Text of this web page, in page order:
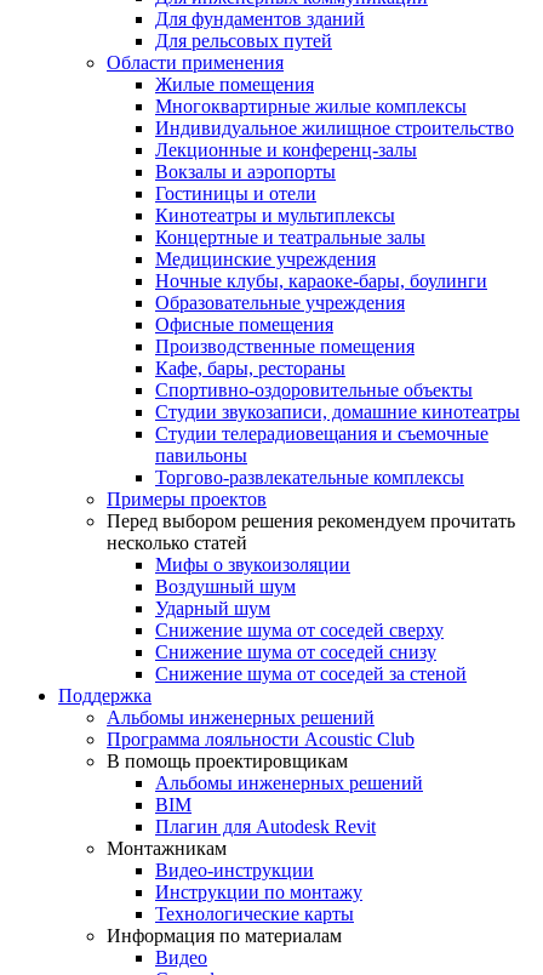
Для фундаментов зданий
Для рельсовых путей
Области применения
Жилые помещения
Многоквартирные жилые комплексы
Индивидуальное жилищное строительство
Лекционные и конференц-залы
Вокзалы и аэропорты
Гостиницы и отели
Кинотеатры и мультиплексы
Концертные и театральные залы
Медицинские учреждения
Ночные клубы, караоке-бары, боулинги
Образовательные учреждения
Офисные помещения
Производственные помещения
Кафе, бары, рестораны
Спортивно-оздоровительные объекты
Студии звукозаписи, домашние кинотеатры
Студии телерадиовещания и съемочные
павильоны
Торгово-развлекательные комплексы
Примеры проектов
Перед выбором решения рекомендуем прочитать
несколько статей
Мифы о звукоизоляции
Воздушный шум
Ударный шум
Снижение шума от соседей сверху
Снижение шума от соседей снизу
Снижение шума от соседей за стеной
Поддержка
Альбомы инженерных решений
Программа лояльности Acoustic Club
В помощь проектировщикам
Альбомы инженерных решений
BIM
Плагин для Autodesk Revit
Монтажникам
Видео-инструкции
Инструкции по монтажу
Технологические карты
Информация по материалам
Видео